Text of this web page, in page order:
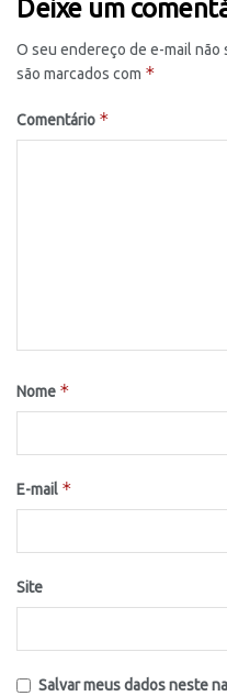
Deixe um
O seu endereço de e-mail não
são marcados com *
Comentário *
Nome *
E-mail *
Site
Salvar meus dados neste